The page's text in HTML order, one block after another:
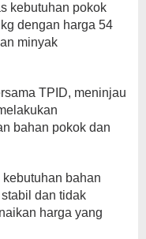
kebutuhan pokok
dengan harga 54
minyak
TPID, meninjau
bahan pokok dan
bahan
dan tidak
harga yang